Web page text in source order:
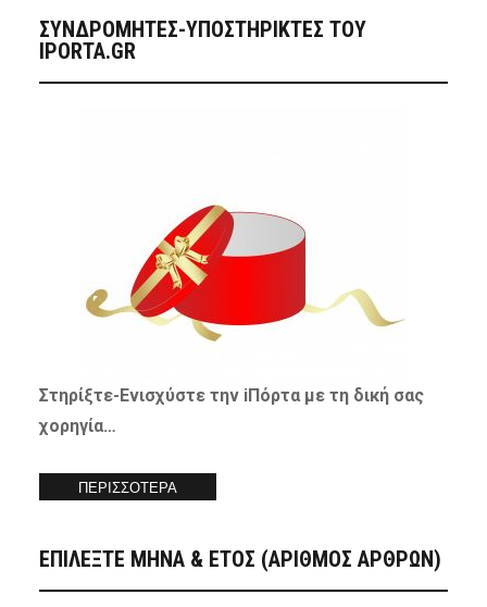
ΣΥΝΔΡΟΜΗΤΈΣ-ΥΠΟΣΤΗΡΙΚΤΈΣ ΤΟΥ
IPORTA.GR
Στηρίξτε-Ενισχύστετην iΠόρτα με τη δική σας
χορηγία…
ΠΕΡΙΣΣΟΤΕΡΑ
ΕΠΙΛΕΞΤΕ ΜΗΝΑ & ΕΤΟΣ (ΑΡΙΘΜΟΣ ΑΡΘΡΩΝ)